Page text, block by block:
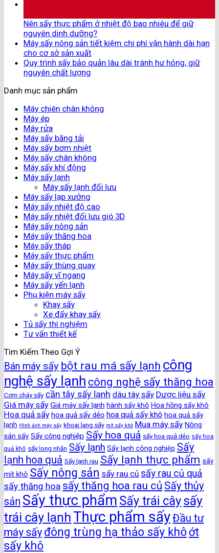
Nên sấy thực phẩm ở nhiệt độ bao nhiêu để giữ
nguyên dinh dưỡng?
Máy sấy nông sản tiết kiệm chi phí vận hành dài hạn
cho cơ sở sản xuất
Quy trình sấy bảo quản lâu dài tránh hư hỏng, giữ
nguyên chất lượng
Danh mục sản phẩm
Máy chiên chân không
Máy ép
Máy rửa
Máy sấy băng tải
Máy sấy bơm nhiệt
Máy sấy chân không
Máy sấy khí động
Máy sấy lạnh
Máy sấy lạnh đối lưu
Máy sấy lạp xưởng
Máy sấy nhiệt độ cao
Máy sấy nhiệt đối lưu gió 3D
Máy sấy nông sản
Máy sấy thăng hoa
Máy sấy tháp
Máy sấy thực phẩm
Máy sấy thùng quay
Máy sấy vĩ ngang
Máy sấy yến lạnh
Phụ kiện máy sấy
Khay sấy
Xe đẩy khay sấy
Tủ sấy thí nghiệm
Tư vấn thiết kế
Tìm Kiếm Theo Gợi Ý
Bán máy sấy bột rau má sấy lạnh công
nghệ sấy lạnh công nghệ sấy thăng hoa
Cơm cháy sấy cần tây sấy lạnh dâu tây sấy Dược liệu sấy
Giá máy sấy Giá máy sấy lạnh hành sấy khô Hoa hồng sấy khô
Hoa quả sấy hoa quả sấy dẻo hoa quả sấy khô hoa quả sấy
lạnh Hình ảnh máy sấy khoai lang sấy mít sấy khô Mua máy sấy Nông
sản sấy Sấy công nghiệp Sấy hoa quả sấy hoa quả dẻo sấy hoa
quả khô sấy long nhãn Sấy lạnh Sấy lạnh công nghiệp Sấy
lạnh hoa quả Sấy lạnh rau Sấy lạnh thực phẩm sấy
mít khô Sấy nông sản sấy rau củ sấy rau củ quả
sấy thăng hoa sấy thăng hoa rau củ Sấy thủy
sản Sấy thực phẩm Sấy trái câysấy
trái cây lạnh Thực phẩm sấyĐầu tư
máy sấy đông trùng hạ thảo sấy khôớt
sấy khô